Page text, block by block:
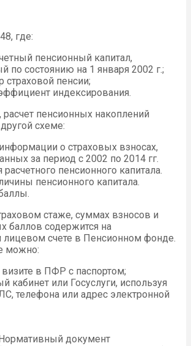
где:
пенсионный капитал,
по состоянию на 1 января 2002 г.;
пенсии;
индексирования.
расчет пенсионных накоплений
схеме:
о страховых взносах,
за период с 2002 по 2014 гг.
пенсионного капитала.
пенсионного капитала.
стаже, суммах взносов и
баллов содержится на
счете в Пенсионном фонде.
можно:
в ПФР с паспортом;
кабинет или Госуслуги, используя
телефона или адрес электронной
документ